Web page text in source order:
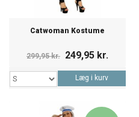
Catwoman Kostume
299,95 kr. 249,95 kr.
Læg i kurv